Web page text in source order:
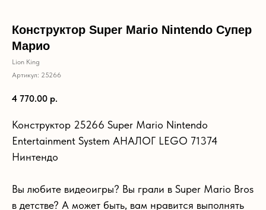
Конструктор Super Mario Nintendo Супер
Марио
Lion King
Артикул: 25266
4 770.00 р.
Конструктор 25266 Super Mario Nintendo
Entertainment System АНАЛОГ LEGO 71374
Нинтендо
Вы любите видеоигры? Вы грали в Super Mario Bros
в детстве? А может быть, вам нравится выполнять